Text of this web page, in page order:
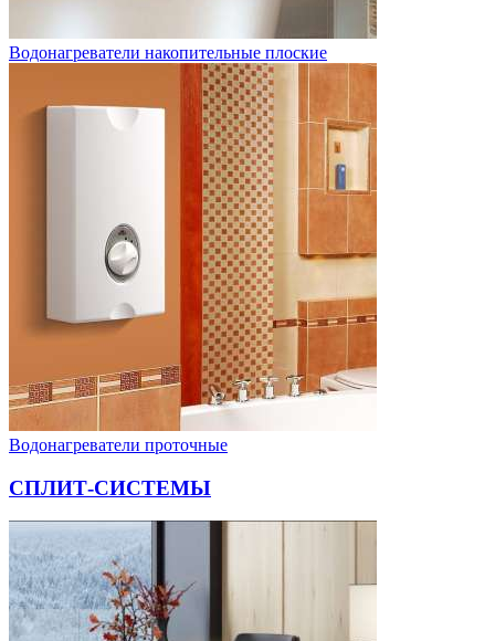
Водонагреватели накопительные плоские
Водонагреватели проточные
СПЛИТ-СИСТЕМЫ